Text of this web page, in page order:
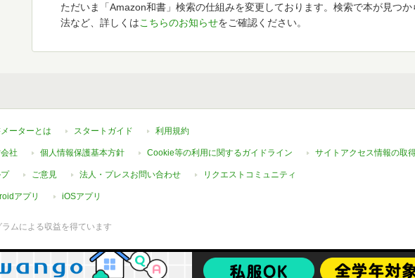
ただいま「Amazon和書」検索の仕組みを変更しております。検索で本が見つ
法など、詳しくはこちらのお知らせをご確認ください。
ーターとは スタートガイド 利用規約
社 個人情報保護基本方針 Cookie等の利用に関するガイドライン サイトアクセス情報の取
ご意見 法人・プレスお問い合わせ リクエストコミュニティ
アプリ iOSアプリ
ムによる収益を得ています